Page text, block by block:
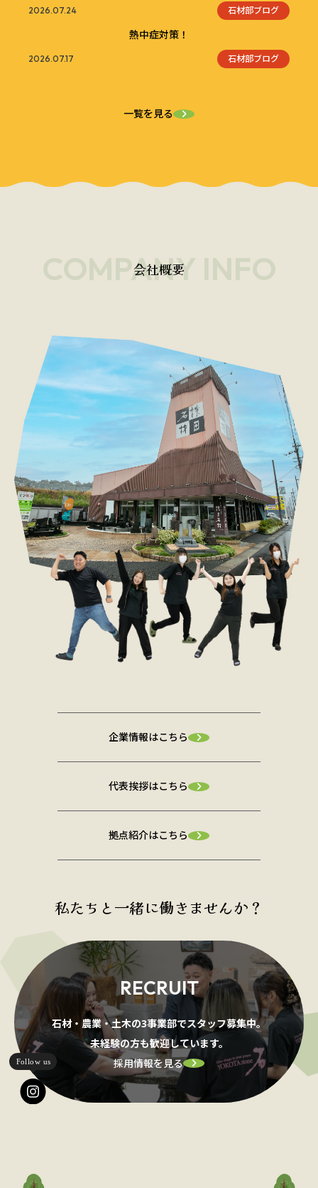
2026.07.24 石材部ブログ
熱中症対策！
2026.07.17 石材部ブログ
一覧を見る
会社概要
COMPANY INFO
企業情報はこちら
代表挨拶はこちら
拠点紹介はこちら
私たちと一緒に働きませんか？
RECRUIT
石材・農業・土木の3事業部でスタッフ募集中。
未経験の方も歓迎しています。
採用情報を見る